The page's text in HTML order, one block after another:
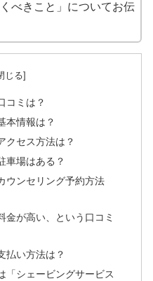
べきこと」についてお伝
コミは？
本情報は？
クセス方法は？
車場はある？
ウンセリング予約方法
金が高い、という口コミ
払い方法は？
「シェービングサービス